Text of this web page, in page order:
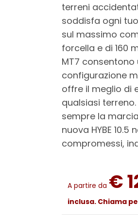
terreni
soddisfa ogni
sul massimo
forcella e di 160
MT7
configurazione
offre il meglio di
qualsiasi terreno.
sempre la
nuova HYBE
compromessi,
A partire da €
inclusa. Chiama